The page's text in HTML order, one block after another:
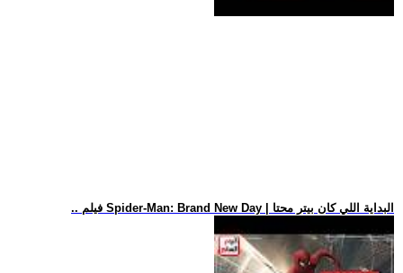
.. فيلم Spider-Man: Brand New Day | البداية اللي كان بيتر محتا